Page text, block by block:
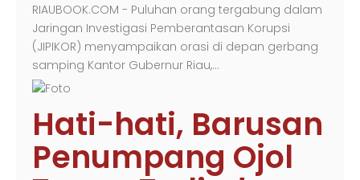
RIAUBOOK.COM - Puluhan orang tergabung dalam
Jaringan Investigasi Pemberantasan Korupsi
(JIPIKOR) menyampaikan orasi di depan gerbang
samping Kantor Gubernur Riau,…
Hati-hati, Barusan
Penumpang Ojol